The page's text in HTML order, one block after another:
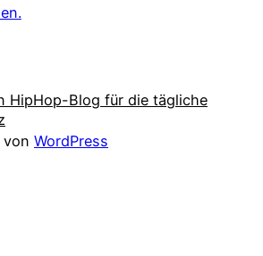
HipHop-Blog für die tägliche
WordPress